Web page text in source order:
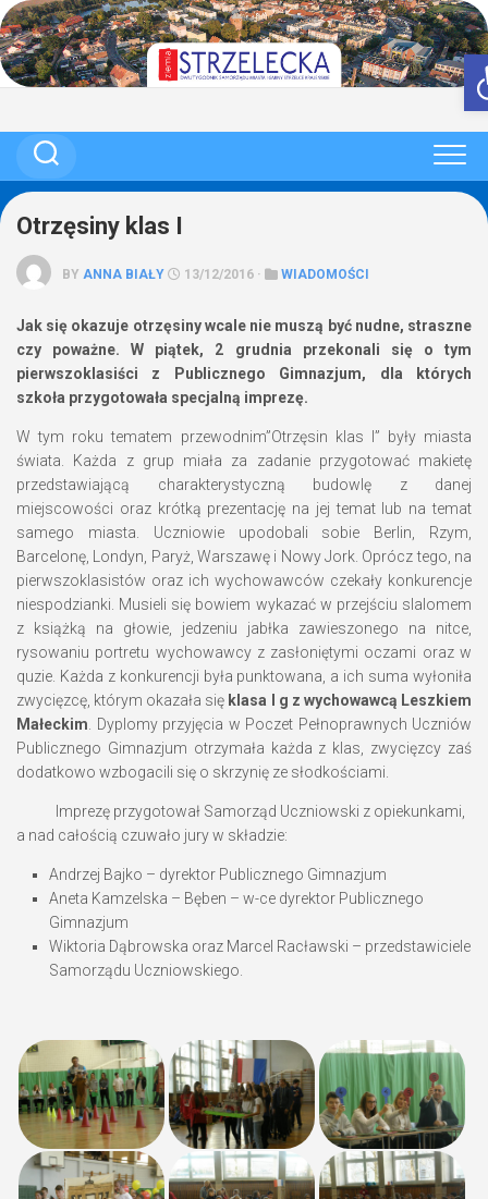
Skip
to
content
Otrzęsiny klas I
BY ANNA BIAŁY 13/12/2016 · WIADOMOŚCI
Jak się okazuje otrzęsiny wcale nie muszą być nudne, straszne
czy poważne. W piątek, 2 grudnia przekonali się o tym
pierwszoklasiści z Publicznego Gimnazjum, dla których
szkoła przygotowała specjalną imprezę.
W tym roku tematem przewodnim”Otrzęsin klas I” były miasta
świata. Każda z grup miała za zadanie przygotować makietę
przedstawiającą charakterystyczną budowlę z danej
miejscowości oraz krótką prezentację na jej temat lub na temat
samego miasta. Uczniowie upodobali sobie Berlin, Rzym,
Barcelonę, Londyn, Paryż, Warszawę i Nowy Jork. Oprócz tego, na
pierwszoklasistów oraz ich wychowawców czekały konkurencje
niespodzianki. Musieli się bowiem wykazać w przejściu slalomem
z książką na głowie, jedzeniu jabłka zawieszonego na nitce,
rysowaniu portretu wychowawcy z zasłoniętymi oczami oraz w
quzie. Każda z konkurencji była punktowana, a ich suma wyłoniła
zwycięzcę, którym okazała się klasa I g z wychowawcą Leszkiem
Małeckim . Dyplomy przyjęcia w Poczet Pełnoprawnych Uczniów
Publicznego Gimnazjum otrzymała każda z klas, zwycięzcy zaś
dodatkowo wzbogacili się o skrzynię ze słodkościami.
Imprezę przygotował Samorząd Uczniowski z opiekunkami,
a nad całością czuwało jury w składzie:
Andrzej Bajko – dyrektor Publicznego Gimnazjum
Aneta Kamzelska – Bęben – w-ce dyrektor Publicznego
Gimnazjum
Wiktoria Dąbrowska oraz Marcel Racławski – przedstawiciele
Samorządu Uczniowskiego.